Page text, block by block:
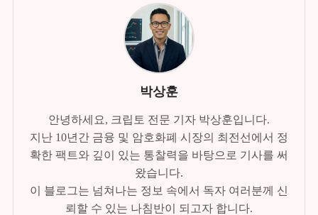
박상훈
안녕하세요, 크립토 전문 기자 박상훈입니다.
지난 10년간 금융 및 암호화폐 시장의 최전선에서 정
확한 팩트와 깊이 있는 통찰력을 바탕으로 기사를 써
왔습니다.
이 블로그는 넘쳐나는 정보 속에서 독자 여러분께 신
뢰할 수 있는 나침반이 되고자 합니다.